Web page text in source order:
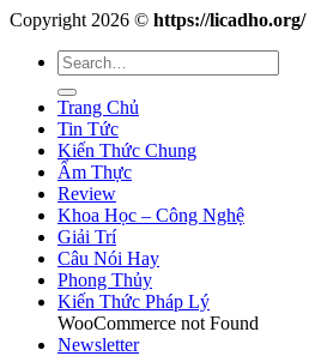
Copyright 2026 © https://licadho.org/
Trang Chủ
Tin Tức
Kiến Thức Chung
Ẩm Thực
Review
Khoa Học – Công Nghệ
Giải Trí
Câu Nói Hay
Phong Thủy
Kiến Thức Pháp Lý
WooCommerce not Found
Newsletter